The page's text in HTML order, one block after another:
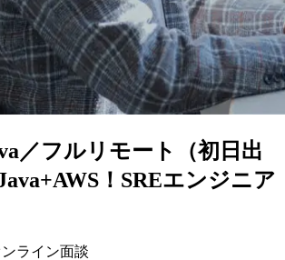
／フルリモート（初日出
！SREエンジニア
ライン面談